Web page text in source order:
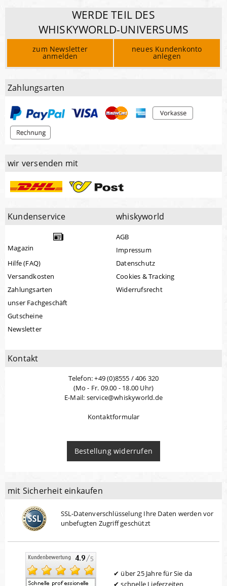
WERDE TEIL DES
WHISKYWORLD-UNIVERSUMS
zum Newsletter
anmelden
neues Kundenkonto
anlegen
Zahlungsarten
wir versenden mit
Kundenservice
Magazin
Hilfe (FAQ)
Versandkosten
Zahlungsarten
unser Fachgeschäft
Gutscheine
Newsletter
whiskyworld
AGB
Impressum
Datenschutz
Cookies & Tracking
Widerrufsrecht
Kontakt
Telefon: +49 (0)8555 / 406 320
(Mo - Fr. 09.00 - 18.00 Uhr)
E-Mail: service@whiskyworld.de
Kontaktformular
Bestellung widerrufen
mit Sicherheit einkaufen
SSL-Datenverschlüsselung Ihre Daten werden vor
unbefugten Zugriff geschützt
über 25 Jahre für Sie da